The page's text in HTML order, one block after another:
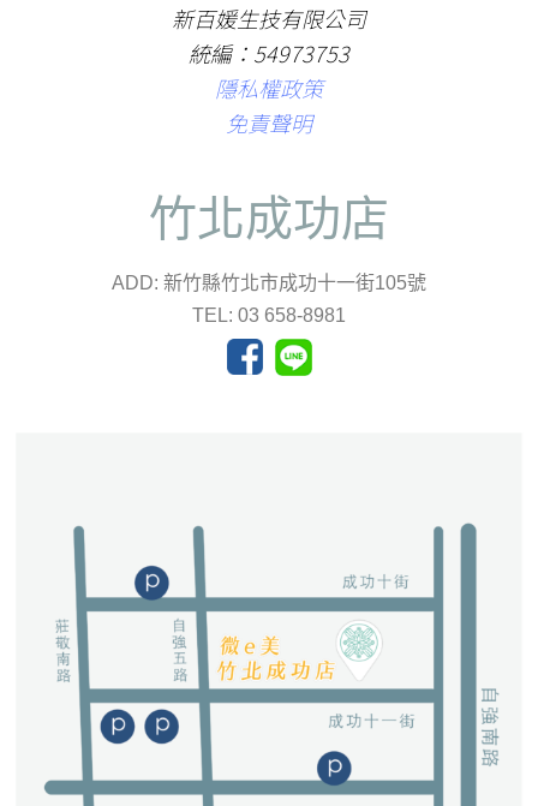
新百媛生技有限公司
統編：54973753
隱私權政策
免責聲明
竹北成功店
ADD: 新竹縣竹北市成功十一街105號
TEL: 03 658-8981